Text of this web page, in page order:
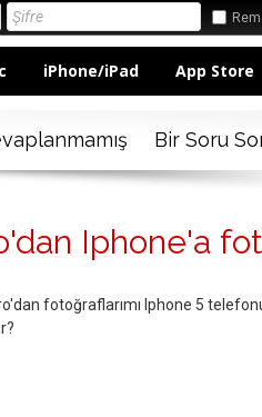
iPhone/iPad App Store
Bir Soru
Iphone'a
fotoğraflarımı Iphone 5